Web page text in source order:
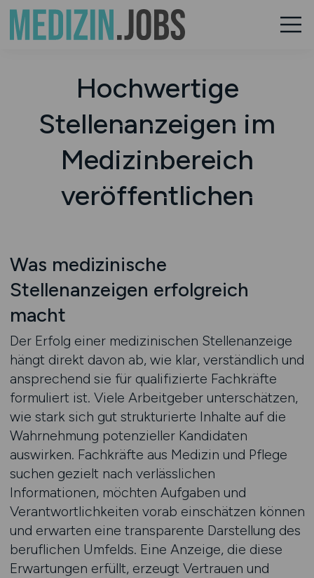
Hochwertige
Stellenanzeigen im
Medizinbereich
veröffentlichen
Was medizinische
Stellenanzeigen erfolgreich
macht
Der Erfolg einer medizinischen Stellenanzeige
hängt direkt davon ab, wie klar, verständlich und
ansprechend sie für qualifizierte Fachkräfte
formuliert ist. Viele Arbeitgeber unterschätzen,
wie stark sich gut strukturierte Inhalte auf die
Wahrnehmung potenzieller Kandidaten
auswirken. Fachkräfte aus Medizin und Pflege
suchen gezielt nach verlässlichen
Informationen, möchten Aufgaben und
Verantwortlichkeiten vorab einschätzen können
und erwarten eine transparente Darstellung des
beruflichen Umfelds. Eine Anzeige, die diese
Erwartungen erfüllt, erzeugt Vertrauen und